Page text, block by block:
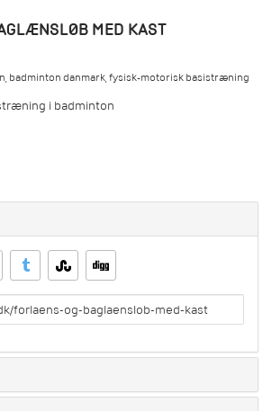
MED KAST
,badminton danmark,fysisk-motorisk basistræning
i badminton